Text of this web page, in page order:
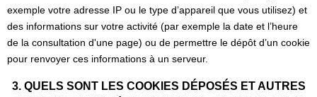
exemple votre adresse IP ou le type d’appareil que vous utilisez) et
des informations sur votre activité (par exemple la date et l’heure
de la consultation d'une page) ou de permettre le dépôt d’un cookie
pour renvoyer ces informations à un serveur.
3. QUELS SONT LES COOKIES DÉPOSÉS ET AUTRES